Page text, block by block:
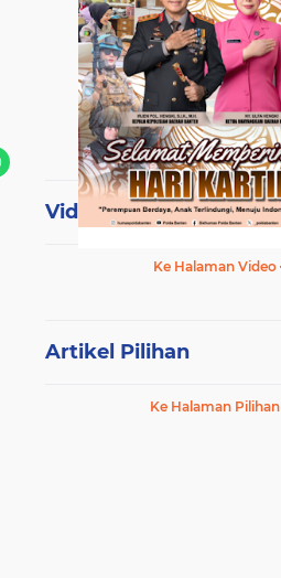
Video Terpopuler
Ke Halaman Video
Artikel Pilihan
Ke Halaman Pilihan